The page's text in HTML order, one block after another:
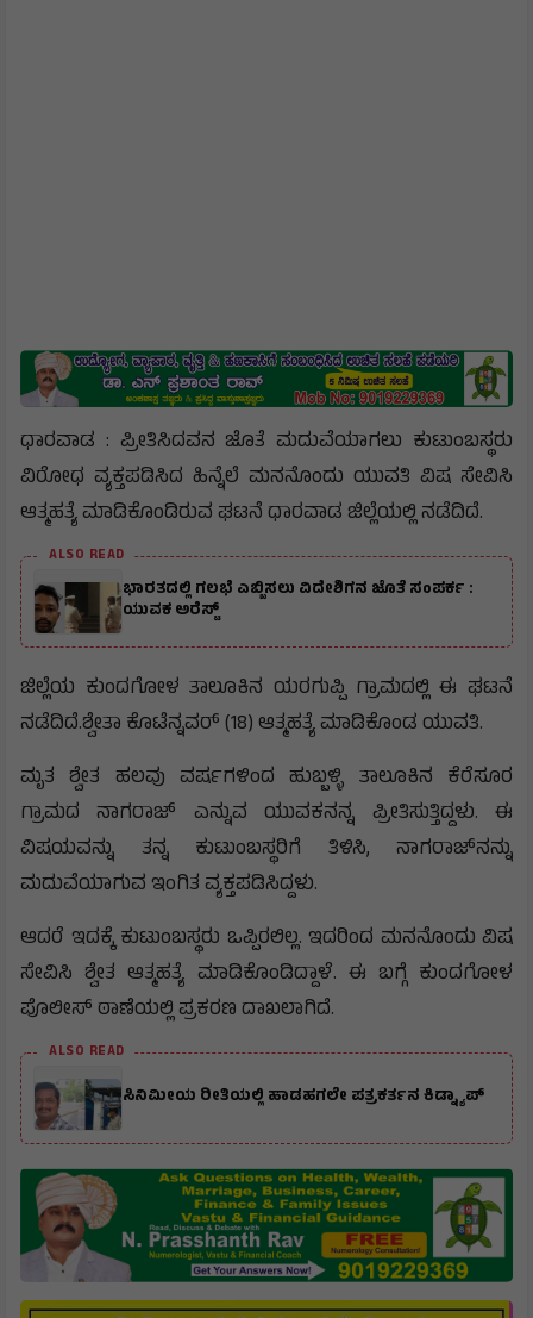
ಧಾರವಾಡ : ಪ್ರೀತಿಸಿದವನ ಜೊತೆ ಮದುವೆಯಾಗಲು ಕುಟುಂಬಸ್ಥರು
ವಿರೋಧ ವ್ಯಕ್ತಪಡಿಸಿದ ಹಿನ್ನೆಲೆ ಮನನೊಂದು ಯುವತಿ ವಿಷ ಸೇವಿಸಿ
ಆತ್ಮಹತ್ಯೆ ಮಾಡಿಕೊಂಡಿರುವ ಘಟನೆ ಧಾರವಾಡ ಜಿಲ್ಲೆಯಲ್ಲಿ ನಡೆದಿದೆ.
ALSO READ
ಭಾರತದಲ್ಲಿ ಗಲಭೆ ಎಬ್ಬಿಸಲು ವಿದೇಶಿಗನ ಜೊತೆ ಸಂಪರ್ಕ :
ಯುವಕ ಅರೆಸ್ಟ್
ಜಿಲ್ಲೆಯ ಕುಂದಗೋಳ ತಾಲೂಕಿನ ಯರಗುಪ್ಪಿ ಗ್ರಾಮದಲ್ಲಿ ಈ ಘಟನೆ
ನಡೆದಿದೆ.ಶ್ವೇತಾ ಕೊಟೆನ್ನವರ್ (18) ಆತ್ಮಹತ್ಯೆ ಮಾಡಿಕೊಂಡ ಯುವತಿ.
ಮೃತ ಶ್ವೇತ ಹಲವು ವರ್ಷಗಳಿಂದ ಹುಬ್ಬಳ್ಳಿ ತಾಲೂಕಿನ ಕೆರೆಸೂರ
ಗ್ರಾಮದ ನಾಗರಾಜ್ ಎನ್ನುವ ಯುವಕನನ್ನ ಪ್ರೀತಿಸುತ್ತಿದ್ದಳು. ಈ
ವಿಷಯವನ್ನು ತನ್ನ ಕುಟುಂಬಸ್ಥರಿಗೆ ತಿಳಿಸಿ, ನಾಗರಾಜ್‌ನನ್ನು
ಮದುವೆಯಾಗುವ ಇಂಗಿತ ವ್ಯಕ್ತಪಡಿಸಿದ್ದಳು.
ಆದರೆ ಇದಕ್ಕೆ ಕುಟುಂಬಸ್ಥರು ಒಪ್ಪಿರಲಿಲ್ಲ. ಇದರಿಂದ ಮನನೊಂದು ವಿಷ
ಸೇವಿಸಿ ಶ್ವೇತ ಆತ್ಮಹತ್ಯೆ ಮಾಡಿಕೊಂಡಿದ್ದಾಳೆ. ಈ ಬಗ್ಗೆ ಕುಂದಗೋಳ
ಪೊಲೀಸ್ ಠಾಣೆಯಲ್ಲಿ ಪ್ರಕರಣ ದಾಖಲಾಗಿದೆ.
ALSO READ
ಸಿನಿಮೀಯ ರೀತಿಯಲ್ಲಿ ಹಾಡಹಗಲೇ ಪತ್ರಕರ್ತನ ಕಿಡ್ನ್ಯಾಪ್